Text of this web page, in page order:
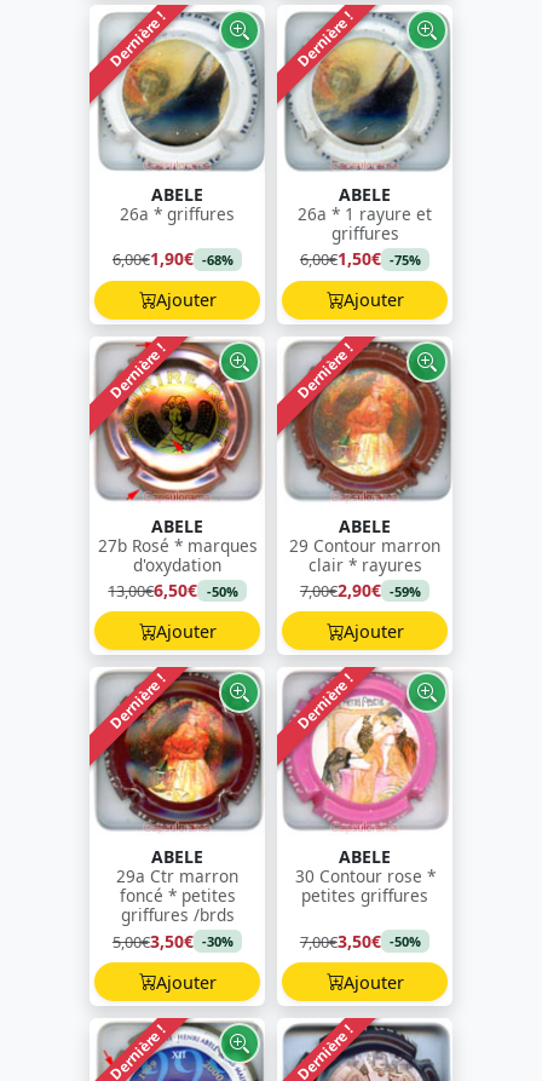
Dernière !
ABELE
26a * griffures
6,00€1,90€ -68%
Ajouter
Dernière !
ABELE
26a * 1 rayure et
griffures
6,00€1,50€ -75%
Ajouter
Dernière !
ABELE
27b Rosé * marques
d'oxydation
13,00€6,50€ -50%
Ajouter
Dernière !
ABELE
29 Contour marron
clair * rayures
7,00€2,90€ -59%
Ajouter
Dernière !
ABELE
29a Ctr marron
foncé * petites
griffures /brds
5,00€3,50€ -30%
Ajouter
Dernière !
ABELE
30 Contour rose *
petites griffures
7,00€3,50€ -50%
Ajouter
Dernière ! Dernière !